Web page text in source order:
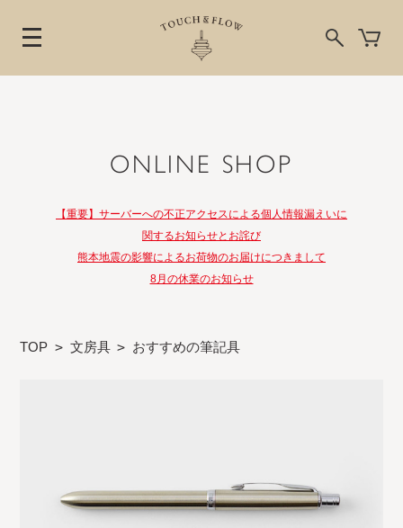
ONLINE SHOP
【重要】サーバーへの不正アクセスによる個人情報漏えいに
関するお知らせとお詫び
熊本地震の影響によるお荷物のお届けにつきまして
8月の休業のお知らせ
TOP > 文房具 > おすすめの筆記具